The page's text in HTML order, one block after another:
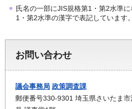
氏名の一部にJIS規格第1・第2水準
1・第2水準の漢字で表記しています。
お問い合わせ
議会事務局 政策調査課
郵便番号330-9301 埼玉県さいたま